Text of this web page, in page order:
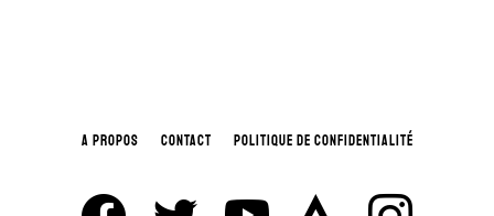
A PROPOS CONTACT POLITIQUE DE CONFIDENTIALITÉ